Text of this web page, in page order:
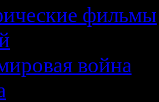
фильмы
война